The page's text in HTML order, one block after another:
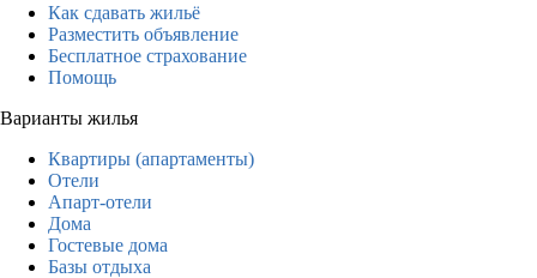
Как сдавать жильё
Разместить объявление
Бесплатное страхование
Помощь
Варианты жилья
Квартиры (апартаменты)
Отели
Апарт-отели
Дома
Гостевые дома
Базы отдыха